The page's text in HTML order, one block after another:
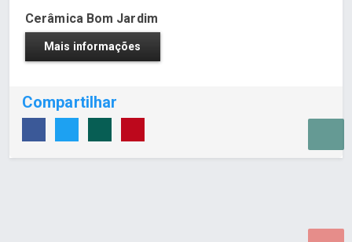
Cerâmica Bom Jardim
Mais informações
Compartilhar